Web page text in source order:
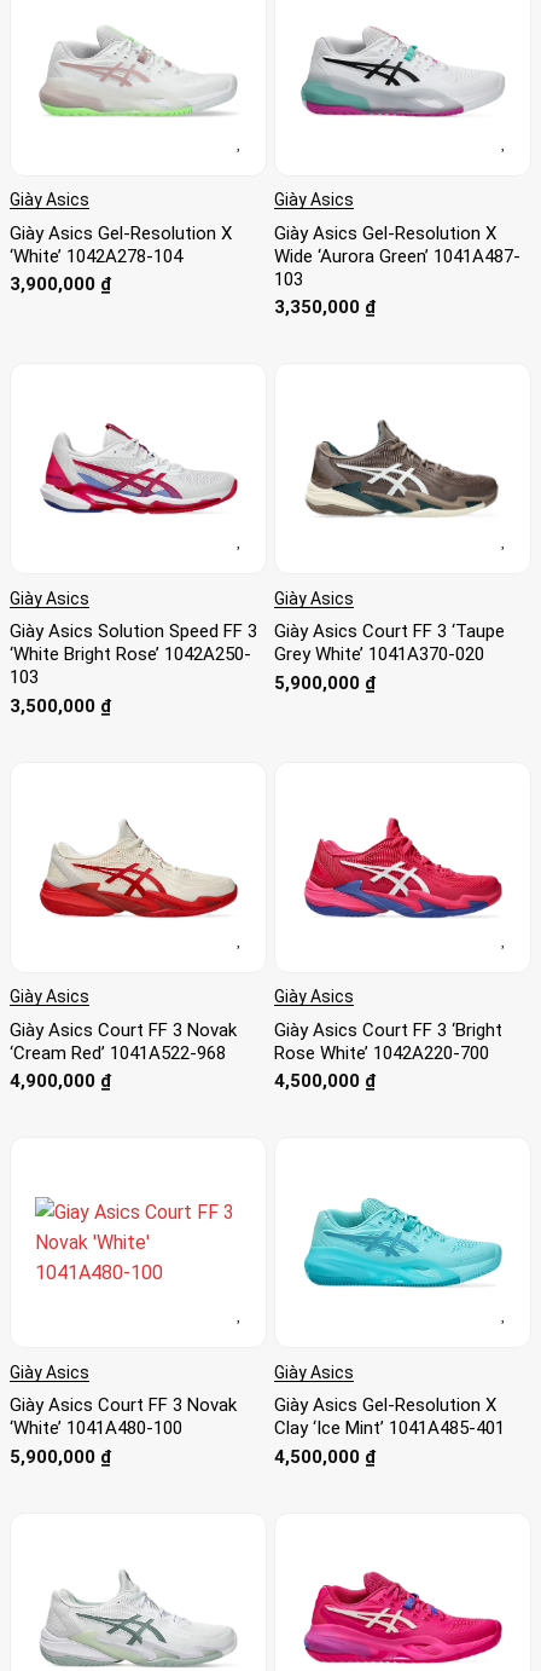
Giày Asics
Giày Asics Gel-Resolution X
‘White’ 1042A278-104
3,900,000 ₫
Giày Asics
Giày Asics Gel-Resolution X
Wide ‘Aurora Green’ 1041A487-
103
3,350,000 ₫
Giày Asics
Giày Asics Solution Speed FF 3
‘White Bright Rose’ 1042A250-
103
3,500,000 ₫
Giày Asics
Giày Asics Court FF 3 ‘Taupe
Grey White’ 1041A370-020
5,900,000 ₫
Giày Asics
Giày Asics Court FF 3 Novak
‘Cream Red’ 1041A522-968
4,900,000 ₫
Giày Asics
Giày Asics Court FF 3 ‘Bright
Rose White’ 1042A220-700
4,500,000 ₫
Giày Asics
Giày Asics Court FF 3 Novak
‘White’ 1041A480-100
5,900,000 ₫
Giày Asics
Giày Asics Gel-Resolution X
Clay ‘Ice Mint’ 1041A485-401
4,500,000 ₫